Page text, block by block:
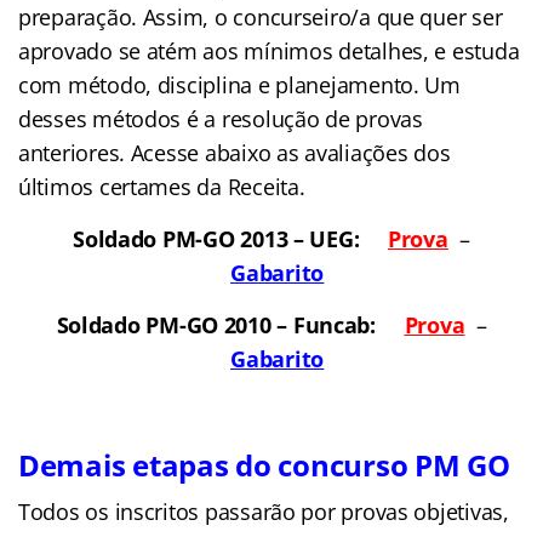
preparação. Assim, o concurseiro/a que quer ser
aprovado se atém aos mínimos detalhes, e estuda
com método, disciplina e planejamento. Um
desses métodos é a resolução de provas
anteriores. Acesse abaixo as avaliações dos
últimos certames da Receita.
Soldado PM-GO 2013 – UEG:
Prova –
Gabarito
Soldado PM-GO 2010 – Funcab:
Prova –
Gabarito
Demais etapas do concurso PM GO
Todos os inscritos passarão por provas objetivas,